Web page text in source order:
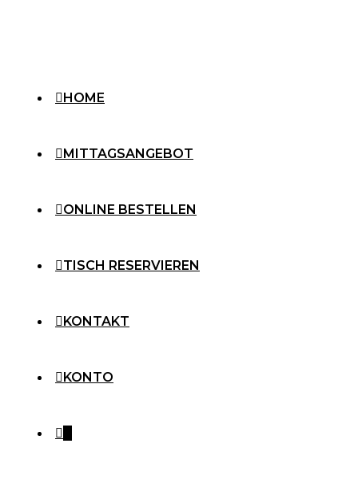
HOME
MITTAGSANGEBOT
ONLINE BESTELLEN
TISCH RESERVIEREN
KONTAKT
KONTO